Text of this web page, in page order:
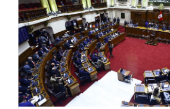
De inmediato, se aprobó el dictamen
Proyecto de Ley 14383/2025-CR,
la Ley 32566, que autoriza el cambio
COVID a contrato CAS en el Seguro
(EsSalud). Obtuvo 10 votos a favor,
1 abstención.
La propuesta modifica el artículo 3